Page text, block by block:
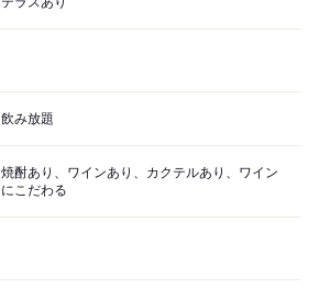
飲み放題
焼酎あり、ワインあり、カクテルあり、ワイン
にこだわる